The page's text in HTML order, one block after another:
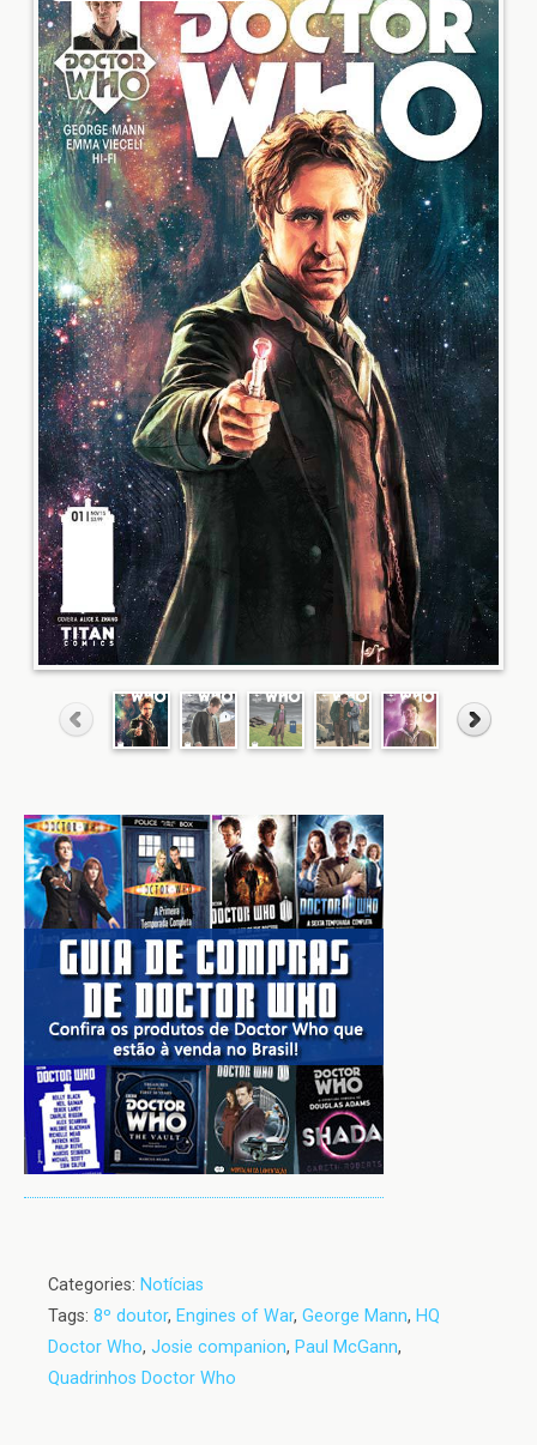
Categories: Notícias
Tags: 8º doutor, Engines of War, George Mann, HQ
Doctor Who, Josie companion, Paul McGann,
Quadrinhos Doctor Who